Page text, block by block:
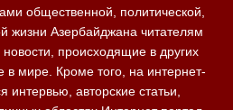
общественной, политической,
жизни Азербайджана читателям
происходящие в других
в мире. Кроме того, на интернет-
интервью, авторские статьи,